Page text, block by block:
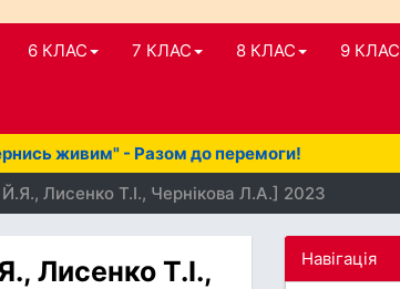
6 КЛАС 7 КЛАС 8 КЛАС 9 КЛАС
живим" - Разом до перемоги!
Лисенко Т.І., Чернікова Л.А.] 2023
Лисенко Т.І.,
Навігація